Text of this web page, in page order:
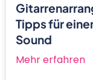
Tipps für
Sound
Mehr erfahren